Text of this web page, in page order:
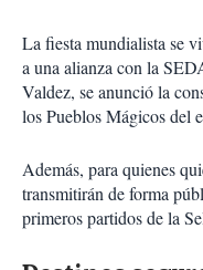
La fiesta mundialista se
a una alianza con la
Valdez, se anunció la
los Pueblos Mágicos del
Además, para quienes
transmitirán de forma
primeros partidos de la